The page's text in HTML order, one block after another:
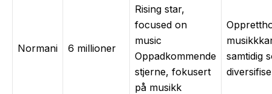
Normani 6 millioner
Rising star,
focused on
music
Oppadkommende
stjerne, fokusert
på musikk
samtidig